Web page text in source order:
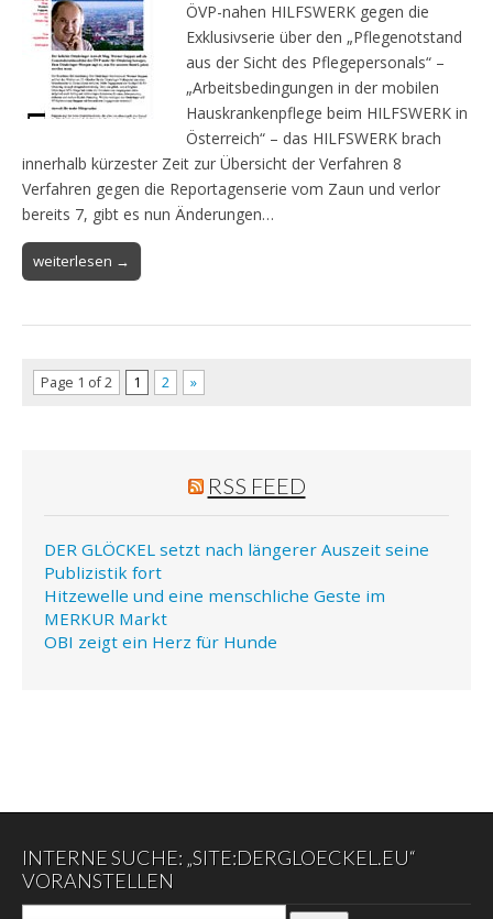
ÖVP-nahen HILFSWERK gegen die
Exklusivserie über den „Pflegenotstand
aus der Sicht des Pflegepersonals“ –
„Arbeitsbedingungen in der mobilen
Hauskrankenpflege beim HILFSWERK in
Österreich“ – das HILFSWERK brach
innerhalb kürzester Zeit zur Übersicht der Verfahren 8
Verfahren gegen die Reportagenserie vom Zaun und verlor
bereits 7, gibt es nun Änderungen…
weiterlesen →
Page 1 of 2 1 2 »
RSS FEED
DER GLÖCKEL setzt nach längerer Auszeit seine
Publizistik fort
Hitzewelle und eine menschliche Geste im
MERKUR Markt
OBI zeigt ein Herz für Hunde
INTERNE SUCHE: „SITE:DERGLOECKEL.EU“
VORANSTELLEN